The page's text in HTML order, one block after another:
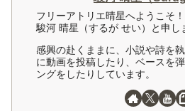
フリーアトリエ晴星へようこそ！
駿河 晴星（するが せい）と申し
感興の赴くままに、小説や詩を
に動画を投稿したり、ベースを
ングをしたりしています。